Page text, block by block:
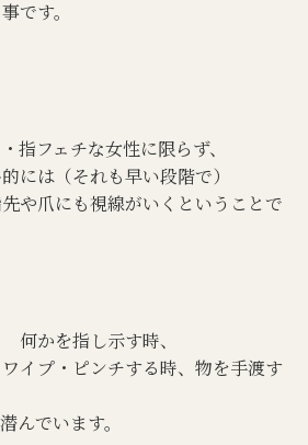
です。
指フェチな女性に限らず、
には（それも早い段階で）
や爪にも視線がいくということで
何かを指し示す時、
イプ・ピンチする時、物を手渡す
んでいます。